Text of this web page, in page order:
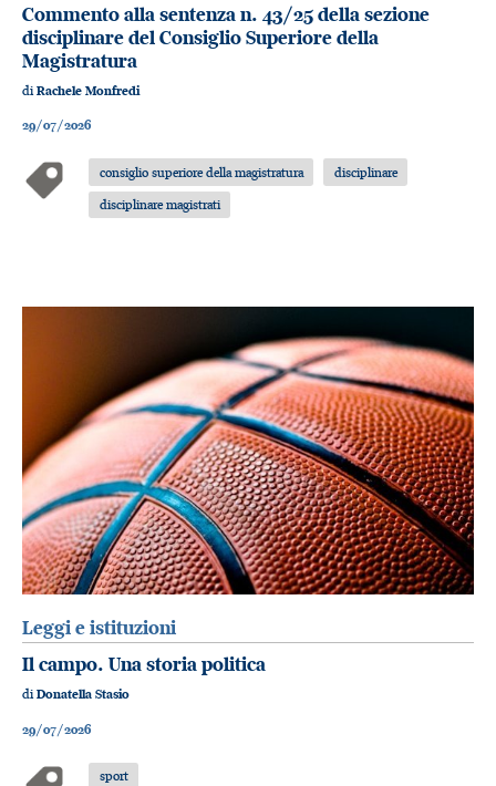
Commento alla sentenza n. 43/25 della sezione
disciplinare del Consiglio Superiore della
Magistratura
di Rachele Monfredi
29/07/2026
consiglio superiore della magistratura
disciplinare
disciplinare magistrati
Leggi e istituzioni
Il campo. Una storia politica
diDonatella Stasio
29/07/2026
sport